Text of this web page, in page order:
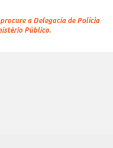
a Delegacia de Polícia
Público.